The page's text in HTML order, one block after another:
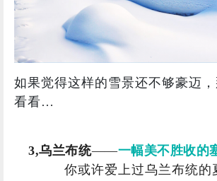
如果觉得这样的雪景还不够豪迈
看看…
3,乌兰布统——一幅美不胜收的
你或许爱上过乌兰布统的